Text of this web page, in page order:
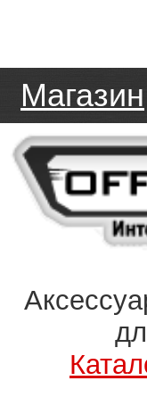
Магазин